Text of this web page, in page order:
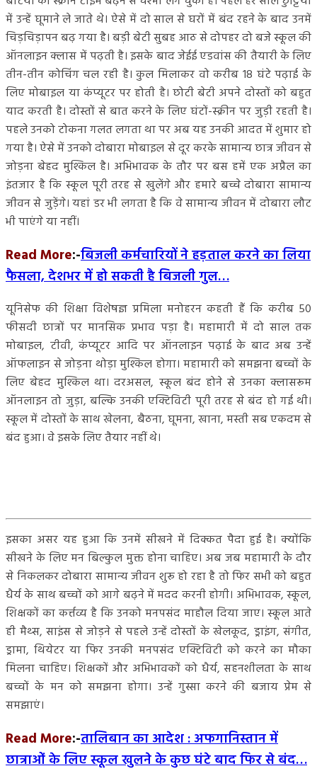
में उन्हें घूमाने ले जाते थे। ऐसे में दो साल से घरों में बंद रहने के बाद उनमें
चिड़चिड़ापन बढ़ गया है। बड़ी बेटी सुबह आठ से दोपहर दो बजे स्कूल की
ऑनलाइन क्लास में पढ़ती है। इसके बाद जेईई एडवांस की तैयारी के लिए
तीन-तीन कोचिंग चल रही है। कुल मिलाकर वो करीब 18 घंटे पढ़ाई के
लिए मोबाइल या कंप्यूटर पर होती है। छोटी बेटी अपने दोस्तों को बहुत
याद करती है। दोस्तों से बात करने के लिए घंटों-स्क्रीन पर जुड़ी रहती है।
पहले उनको टोकना गलत लगता था पर अब यह उनकी आदत में शुमार हो
गया है। ऐसे में उनको दोबारा मोबाइल से दूर करके सामान्य छात्र जीवन से
जोड़ना बेहद मुश्किल है। अभिभावक के तौर पर बस हमें एक अप्रैल का
इंतजार है कि स्कूल पूरी तरह से खुलेंगे और हमारे बच्चे दोबारा सामान्य
जीवन से जुड़ेंगे। यहां डर भी लगता है कि वे सामान्य जीवन में दोबारा लौट
भी पाएंगे या नहीं।
Read More:-बिजली कर्मचारियों ने हड़ताल करने का लिया
फैसला, देशभर में हो सकती है बिजली गुल…
यूनिसेफ की शिक्षा विशेषज्ञ प्रमिला मनोहरन कहती हैं कि करीब 50
फीसदी छात्रों पर मानसिक प्रभाव पड़ा है। महामारी में दो साल तक
मोबाइल, टीवी, कंप्यूटर आदि पर ऑनलाइन पढ़ाई के बाद अब उन्हें
ऑफलाइन से जोड़ना थोड़ा मुश्किल होगा। महामारी को समझना बच्चों के
लिए बेहद मुश्किल था। दरअसल, स्कूल बंद होने से उनका क्लासरूम
ऑनलाइन तो जुड़ा, बल्कि उनकी एक्टिविटी पूरी तरह से बंद हो गई थी।
स्कूल में दोस्तों के साथ खेलना, बैठना, घूमना, खाना, मस्ती सब एकदम से
बंद हुआ। वे इसके लिए तैयार नहीं थे।
इसका असर यह हुआ कि उनमें सीखने में दिक्कत पैदा हुई है। क्योंकि
सीखने के लिए मन बिल्कुल मुक्त होना चाहिए। अब जब महामारी के दौर
से निकलकर दोबारा सामान्य जीवन शुरू हो रहा है तो फिर सभी को बहुत
धैर्य के साथ बच्चों को आगे बढ़ने में मदद करनी होगी। अभिभावक, स्कूल,
शिक्षकों का कर्त्तव्य है कि उनको मनपसंद माहौल दिया जाए। स्कूल आते
ही मैथ्स, साइंस से जोड़ने से पहले उन्हें दोस्तों के खेलकूद, ड्राइंग, संगीत,
ड्रामा, थियेटर या फिर उनकी मनपसंद एक्टिविटी को करने का मौका
मिलना चाहिए। शिक्षकों और अभिभावकों को धैर्य, सहनशीलता के साथ
बच्चों के मन को समझना होगा। उन्हें गुस्सा करने की बजाय प्रेम से
समझाएं।
Read More:-तालिबान का आदेश : अफगानिस्तान में
छात्राओं के लिए स्कूल खुलने के कुछ घंटे बाद फिर से बंद…